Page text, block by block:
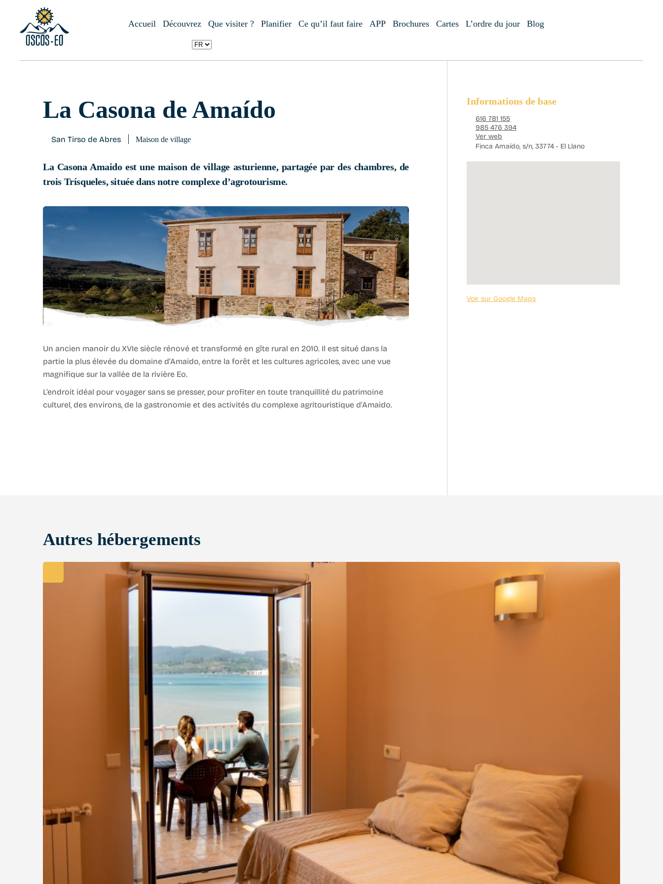
Accueil Découvrez Que visiter ? Planifier Ce qu’il faut faire APP Brochures Cartes L’ordre du jour Blog
Accueil
La Casona de Amaído
San Tirso de Abres Maison de village
La Casona Amaido est une maison de village asturienne, partagée par des chambres, de
trois Trísqueles, située dans notre complexe d’agrotourisme.
Un ancien manoir du XVIe siècle rénové et transformé en gîte rural en 2010. Il est situé dans la
partie la plus élevée du domaine d’Amaido, entre la forêt et les cultures agricoles, avec une vue
magnifique sur la vallée de la rivière Eo.
L’endroit idéal pour voyager sans se presser, pour profiter en toute tranquillité du patrimoine
culturel, des environs, de la gastronomie et des activités du complexe agritouristique d’Amaido.
Informations de base
616 781 155
985 476 394
Ver web
Finca Amaído, s/n, 33774 - El Llano
Voir sur Google Maps
Autres hébergements